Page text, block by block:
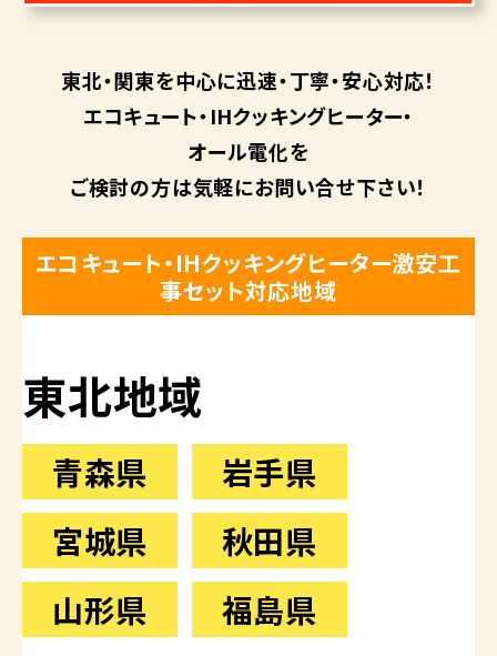
東北・関東を中心に迅速・丁寧・安心対応！
エコキュート・IHクッキングヒーター・
オール電化を
ご検討の方は気軽にお問い合せ下さい！
エコキュート・IHクッキングヒーター激安工
事セット対応地域
東北地域
青森県
岩手県
宮城県
秋田県
山形県
福島県